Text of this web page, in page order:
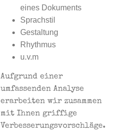
eines Dokuments
Sprachstil
Gestaltung
Rhythmus
u.v.m
Aufgrund einer
umfassenden Analyse
erarbeiten wir zusammen
mit Ihnen griffige
Verbesserungsvorschläge.